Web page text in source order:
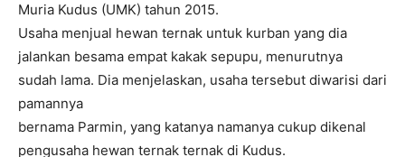
Muria Kudus (UMK) tahun 2015.
Usaha menjual hewan ternak untuk kurban yang dia
jalankan besama empat kakak sepupu, menurutnya
sudah lama. Dia menjelaskan, usaha tersebut diwarisi dari
pamannya
bernama Parmin, yang katanya namanya cukup dikenal
pengusaha hewan ternak ternak di Kudus.